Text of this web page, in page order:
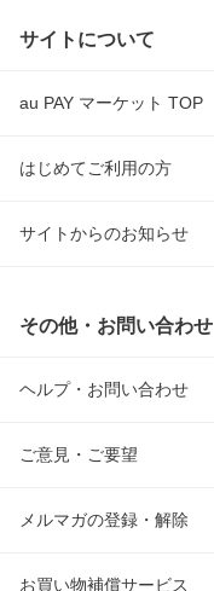
サイトについて
au PAY マーケット TOP
はじめてご利用の方
サイトからのお知らせ
その他・お問い合わせ
ヘルプ・お問い合わせ
ご意見・ご要望
メルマガの登録・解除
お買い物補償サービス